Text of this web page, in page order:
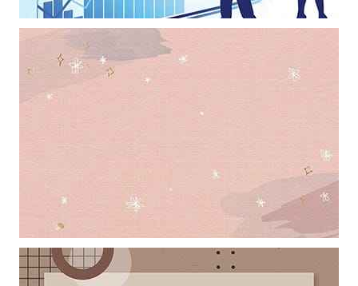
Mẫu thiết kế thể hiện sự hợp tác phát triển làm hình nền powerpoint
Khung ảnh nền powerpoint màu hồng với điểm nhấn là những ngôi